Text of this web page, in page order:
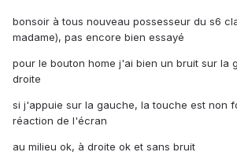
bonsoir à tous nouveau possesseur du s6
madame), pas encore bien essayé
pour le bouton home j'ai bien un bruit sur la
droite
si j'appuie sur la gauche, la touche est non
réaction de l'écran
au milieu ok, à droite ok et sans bruit